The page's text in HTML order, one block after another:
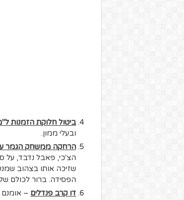
ביטול חלוקת הזמנות
ובעלי ממון.
הרחקה ממשחק הגמר
הצ'כי, פאבל נדבד, על
שזיכה אותו בצהוב
הפסידה. ברור לכולם
דו קרב פנדלים –